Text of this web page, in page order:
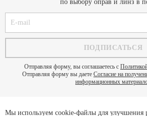
по выбору оправ и линз в
Отправляя форму, вы соглашаетесь с
Отправляя форму вы даете Согласие на
информационных
Мы используем cookie-файлы для улучшения